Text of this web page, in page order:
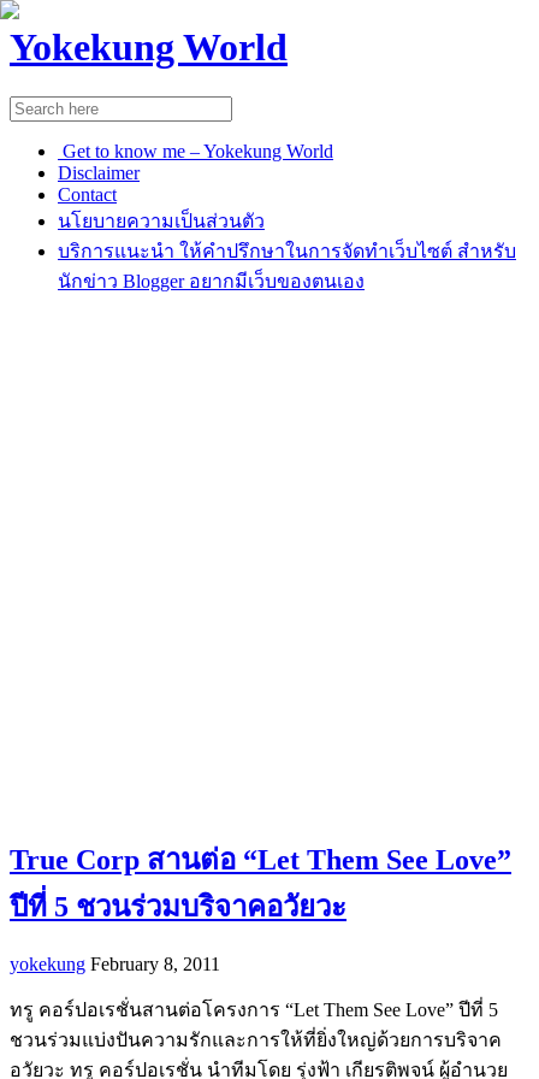
Yokekung World
Get to know me – Yokekung World
Disclaimer
Contact
นโยบายความเป็นส่วนตัว
บริการแนะนำ ให้คำปรึกษาในการจัดทำเว็บไซต์ สำหรับ
นักข่าว Blogger อยากมีเว็บของตนเอง
True Corp สานต่อ “Let Them See Love”
ปีที่ 5 ชวนร่วมบริจาคอวัยวะ
yokekung February 8, 2011
ทรู คอร์ปอเรชั่นสานต่อโครงการ “Let Them See Love” ปีที่ 5
ชวนร่วมแบ่งปันความรักและการให้ที่ยิ่งใหญ่ด้วยการบริจาค
อวัยวะ ทรู คอร์ปอเรชั่น นำทีมโดย รุ่งฟ้า เกียรติพจน์ ผู้อำนวย